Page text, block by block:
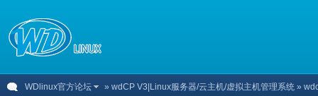
WDlinux官方论坛 » wdCP V3|Linux服务器/云主机/虚拟主机管理系统 »